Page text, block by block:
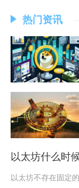
热门资讯
以太坊什么时